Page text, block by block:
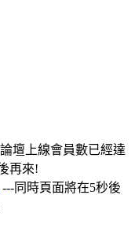
壇上線會員數已經達
再來!
---同時頁面將在5秒後